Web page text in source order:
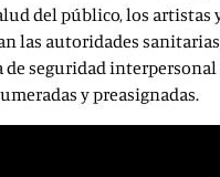
del público, los
las autoridades
seguridad
y preasignadas.